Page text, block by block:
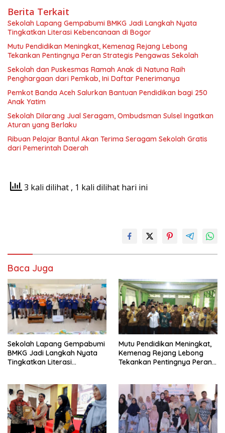
Berita Terkait
Sekolah Lapang Gempabumi BMKG Jadi Langkah Nyata
Tingkatkan Literasi Kebencanaan di Bogor
Mutu Pendidikan Meningkat, Kemenag Rejang Lebong
Tekankan Pentingnya Peran Strategis Pengawas Sekolah
Sekolah dan Puskesmas Ramah Anak di Natuna Raih
Penghargaan dari Pemkab, Ini Daftar Penerimanya
Pemkot Banda Aceh Salurkan Bantuan Pendidikan bagi 250
Anak Yatim
Sekolah Dilarang Jual Seragam, Ombudsman Sulsel Ingatkan
Aturan yang Berlaku
Ribuan Pelajar Bantul Akan Terima Seragam Sekolah Gratis
dari Pemerintah Daerah
3 kali dilihat , 1 kali dilihat hari ini
Baca Juga
Sekolah Lapang Gempabumi
BMKG Jadi Langkah Nyata
Tingkatkan Literasi
Mutu Pendidikan Meningkat,
Kemenag Rejang Lebong
Tekankan Pentingnya Peran